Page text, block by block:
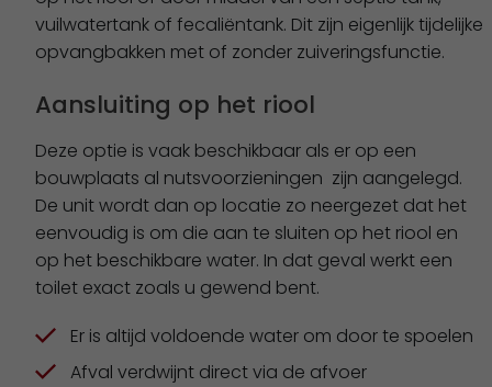
vuilwatertank of fecaliëntank. Dit zijn eigenlijk tijdelijke
opvangbakken met of zonder zuiveringsfunctie.
Aansluiting op het riool
Deze optie is vaak beschikbaar als er op een
bouwplaats al nutsvoorzieningen zijn aangelegd.
De unit wordt dan op locatie zo neergezet dat het
eenvoudig is om die aan te sluiten op het riool en
op het beschikbare water. In dat geval werkt een
toilet exact zoals u gewend bent.
Er is altijd voldoende water om door te spoelen
Afval verdwijnt direct via de afvoer